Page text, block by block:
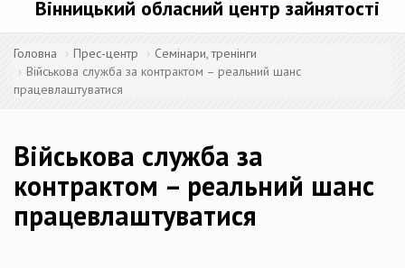
Вінницький обласний центр зайнятості
Головна Прес-центр
Семінари, тренінги
Військова служба за контрактом – реальний шанс
працевлаштуватися
Військова служба за
контрактом – реальний шанс
працевлаштуватися